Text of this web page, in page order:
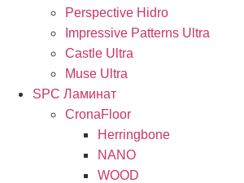
Perspective Hidro
Impressive Patterns Ultra
Castle Ultra
Muse Ultra
SPC Ламинат
CronaFloor
Herringbone
NANO
WOOD